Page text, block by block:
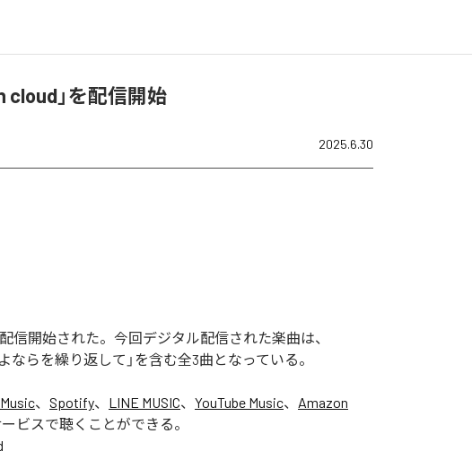
cloud」を配信開始
2025.6.30
配信開始された。今回デジタル配信された楽曲は、
よならを繰り返して」を含む全3曲となっている。
、 Spotify、 LINE MUSIC、 YouTube Music、 Amazon
ビスで聴くことができる。